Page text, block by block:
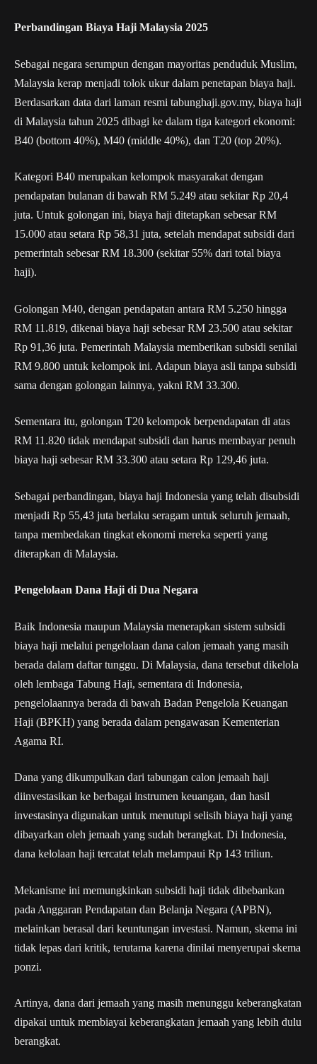
Perbandingan Biaya Haji Malaysia 2025
Sebagai negara serumpun dengan mayoritas penduduk Muslim,
Malaysia kerap menjadi tolok ukur dalam penetapan biaya haji.
Berdasarkan data dari laman resmi tabunghaji.gov.my, biaya haji
di Malaysia tahun 2025 dibagi ke dalam tiga kategori ekonomi:
B40 (bottom 40%), M40 (middle 40%), dan T20 (top 20%).
Kategori B40 merupakan kelompok masyarakat dengan
pendapatan bulanan di bawah RM 5.249 atau sekitar Rp 20,4
juta. Untuk golongan ini, biaya haji ditetapkan sebesar RM
15.000 atau setara Rp 58,31 juta, setelah mendapat subsidi dari
pemerintah sebesar RM 18.300 (sekitar 55% dari total biaya
haji).
Golongan M40, dengan pendapatan antara RM 5.250 hingga
RM 11.819, dikenai biaya haji sebesar RM 23.500 atau sekitar
Rp 91,36 juta. Pemerintah Malaysia memberikan subsidi senilai
RM 9.800 untuk kelompok ini. Adapun biaya asli tanpa subsidi
sama dengan golongan lainnya, yakni RM 33.300.
Sementara itu, golongan T20 kelompok berpendapatan di atas
RM 11.820 tidak mendapat subsidi dan harus membayar penuh
biaya haji sebesar RM 33.300 atau setara Rp 129,46 juta.
Sebagai perbandingan, biaya haji Indonesia yang telah disubsidi
menjadi Rp 55,43 juta berlaku seragam untuk seluruh jemaah,
tanpa membedakan tingkat ekonomi mereka seperti yang
diterapkan di Malaysia.
Pengelolaan Dana Haji di Dua Negara
Baik Indonesia maupun Malaysia menerapkan sistem subsidi
biaya haji melalui pengelolaan dana calon jemaah yang masih
berada dalam daftar tunggu. Di Malaysia, dana tersebut dikelola
oleh lembaga Tabung Haji, sementara di Indonesia,
pengelolaannya berada di bawah Badan Pengelola Keuangan
Haji (BPKH) yang berada dalam pengawasan Kementerian
Agama RI.
Dana yang dikumpulkan dari tabungan calon jemaah haji
diinvestasikan ke berbagai instrumen keuangan, dan hasil
investasinya digunakan untuk menutupi selisih biaya haji yang
dibayarkan oleh jemaah yang sudah berangkat. Di Indonesia,
dana kelolaan haji tercatat telah melampaui Rp 143 triliun.
Mekanisme ini memungkinkan subsidi haji tidak dibebankan
pada Anggaran Pendapatan dan Belanja Negara (APBN),
melainkan berasal dari keuntungan investasi. Namun, skema ini
tidak lepas dari kritik, terutama karena dinilai menyerupai skema
ponzi.
Artinya, dana dari jemaah yang masih menunggu keberangkatan
dipakai untuk membiayai keberangkatan jemaah yang lebih dulu
berangkat.